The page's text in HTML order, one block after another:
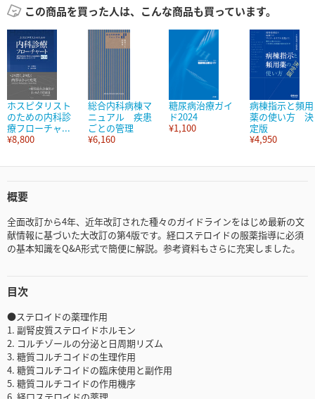
この商品を買った人は、こんな商品も買っています。
ホスピタリスト
のための内科診
療フローチャ...
¥8,800
総合内科病棟マ
ニュアル 疾患
ごとの管理
¥6,160
糖尿病治療ガイ
ド2024
¥1,100
病棟指示と頻用
薬の使い方 決
定版
¥4,950
概要
全面改訂から4年、近年改訂された種々のガイドラインをはじめ最新の文
献情報に基づいた大改訂の第4版です。経口ステロイドの服薬指導に必須
の基本知識をQ&A形式で簡便に解説。参考資料もさらに充実しました。
目次
●ステロイドの薬理作用
1. 副腎皮質ステロイドホルモン
2. コルチゾールの分泌と日周期リズム
3. 糖質コルチコイドの生理作用
4. 糖質コルチコイドの臨床使用と副作用
5. 糖質コルチコイドの作用機序